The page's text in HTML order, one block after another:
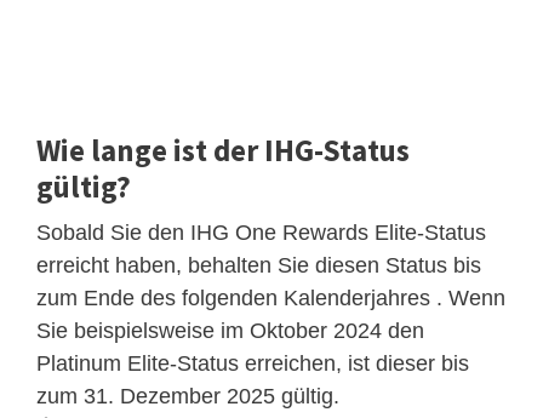
Wie lange ist der IHG-Status
gültig?
Sobald Sie den IHG One Rewards Elite-Status
erreicht haben, behalten Sie diesen Status bis
zum Ende des folgenden Kalenderjahres . Wenn
Sie beispielsweise im Oktober 2024 den
Platinum Elite-Status erreichen, ist dieser bis
zum 31. Dezember 2025 gültig.